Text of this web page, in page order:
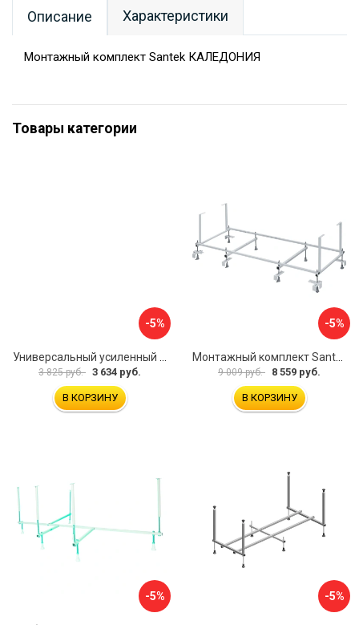
Описание Характеристики
Монтажный комплект Santek КАЛЕДОНИЯ
Товары категории
-5%
3 825 руб. 3 634 руб.
В КОРЗИНУ
-5%
9 009 руб. 8 559 руб.
В КОРЗИНУ
-5% -5%